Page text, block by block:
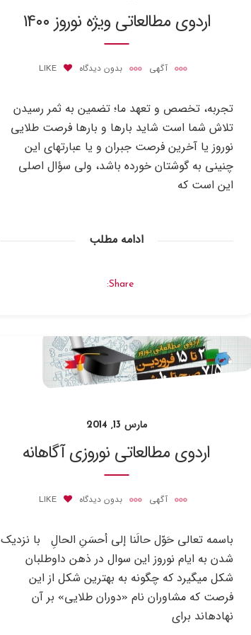
اردوی مطالعاتی ویژه نوروز ۱۴۰۰
آگهی بدون دیدگاه LIKE
تجربه، تخصص و تعهد ما؛ تضمین به ثمر رسیدن
تلاش شما است شاید بارها و بارها فرصت طلایی
نوروز یا آخرین فرصت جبران و یا عبارتهای این
چنینی به گوشتان خورده باشد، ولی سؤال اصلی
این است که
ادامه مطلب
Share:
مارس 13, 2014
اردوی مطالعاتی نوروزی آگاهانه
آگهی بدون دیدگاه LIKE
باسمه تعالی حَوّل حالَنا إلی أحسَنِ الحالِ با نزدیک
شدن به ایام نوروز این سوال در ذهن داوطلبان
شکل می­گیرد که چگونه به بهترین شکل از این
فرصت که مشاوران نام «دوران طلایی» بر آن
نهاده­اند برای